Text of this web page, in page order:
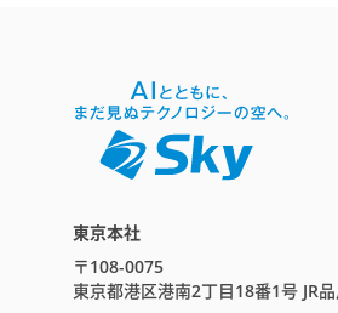
東京本社
〒108-0075
東京都港区港南2丁目18番1号 JR